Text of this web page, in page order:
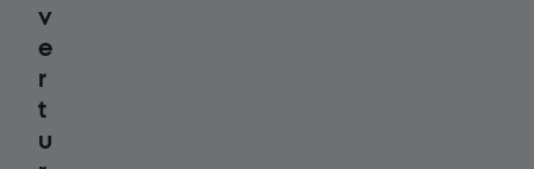
v
e
r
t
u